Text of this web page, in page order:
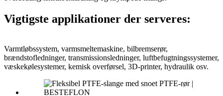
Vigtigste applikationer der serveres:
Varmtløbssystem, varmsmeltemaskine, bilbremserør,
brændstofledninger, transmissionsledninger, luftbefugtningssystemer,
væskekølesystemer, kemisk overførsel, 3D-printer, hydraulik osv.